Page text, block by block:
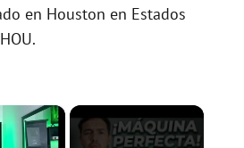
en Houston en Estados
×